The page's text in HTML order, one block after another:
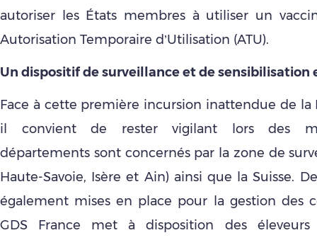
autoriser les États membres à utiliser un
Autorisation Temporaire d’Utilisation (ATU).
Un dispositif de surveillance et de sensibilisation
Face à cette première incursion inattendue de la
il convient de rester vigilant lors des
départements sont concernés par la zone de
Haute-Savoie, Isère et Ain) ainsi que la Suisse.
également mises en place pour la gestion des
GDS France met à disposition des